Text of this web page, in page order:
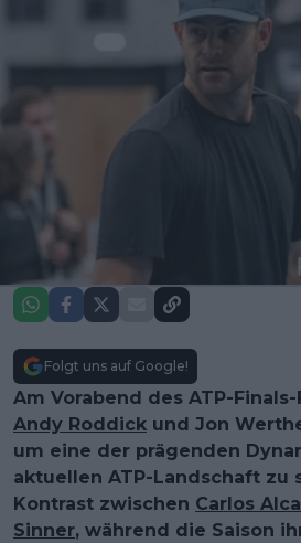
Folgt uns auf Google!
Am Vorabend des ATP-
Andy Roddick und Jon
um eine der prägenden
aktuellen ATP-Landschaft zu
Kontrast zwischen Carlos
Sinner, während die Saison